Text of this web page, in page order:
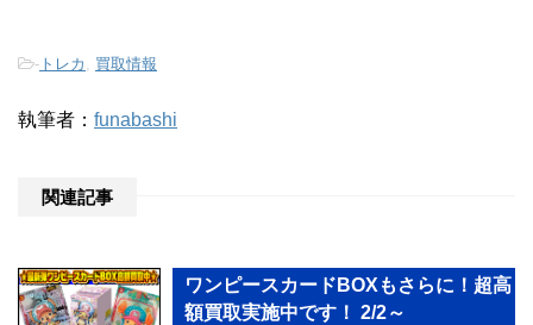
- トレカ , 買取情報
執筆者： funabashi
関連記事
ワンピースカードBOXもさらに！超高
額買取実施中です！ 2/2～